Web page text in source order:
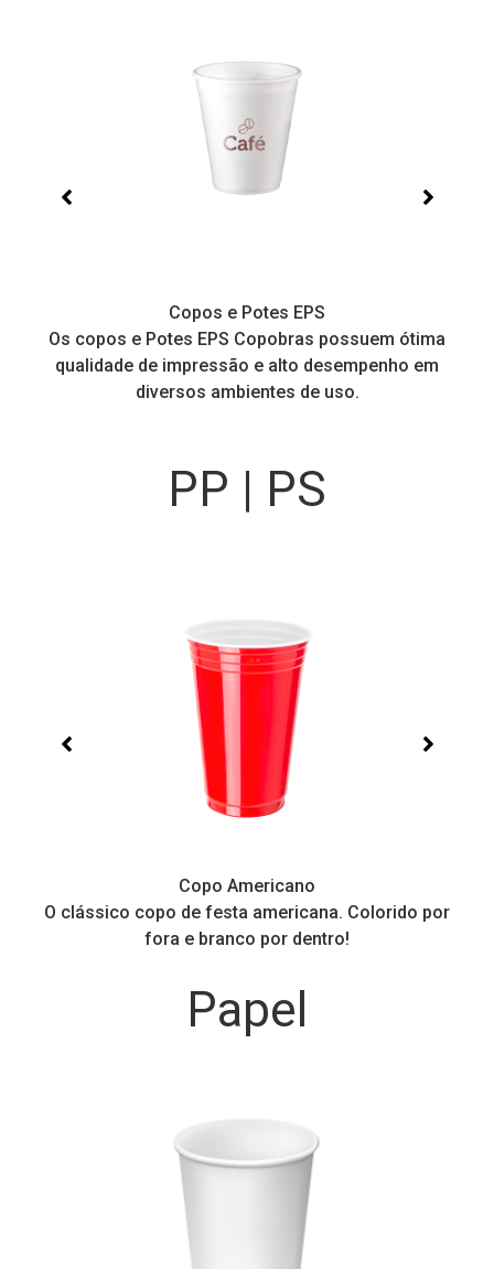
Copos e Potes EPS
Os copos e Potes EPS Copobras possuem ótima
qualidade de impressão e alto desempenho em
diversos ambientes de uso.
PP | PS
Copo Americano
O clássico copo de festa americana. Colorido por
fora e branco por dentro!
Papel